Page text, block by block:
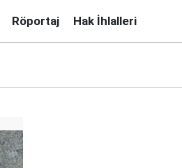
Röportaj Hak İhlalleri